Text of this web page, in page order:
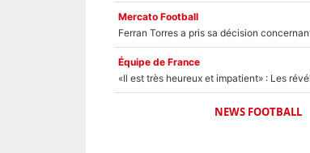
Mercato Football
Équipe de France
NEWS FOOTBALL